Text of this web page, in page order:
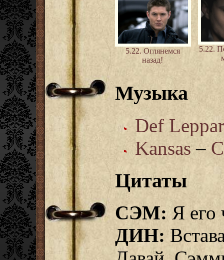
5.22. Оглянемся
назад!
5.22.
Музыка
Def
Kansas–
Цитаты
СЭМ:Я его
ДИН: